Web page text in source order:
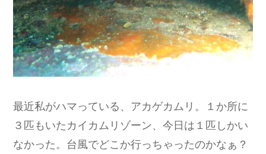
最近私がハマっている、アカゲカムリ。１か所に
３匹もいたカイカムリゾーン、今日は１匹しかい
なかった。台風でどこか行っちゃったのかなぁ？